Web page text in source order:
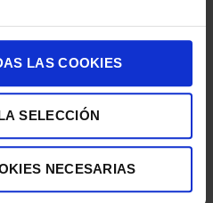
LAS COOKIES
SELECCIÓN
NECESARIAS
KARAOKE 100W BLACK
€